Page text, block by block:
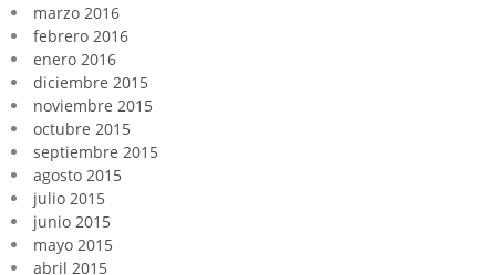
marzo 2016
febrero 2016
enero 2016
diciembre 2015
noviembre 2015
octubre 2015
septiembre 2015
agosto 2015
julio 2015
junio 2015
mayo 2015
abril 2015